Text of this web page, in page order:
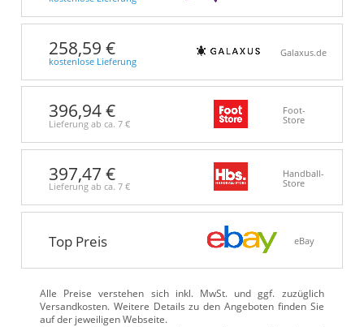
258,59 €
kostenlose Lieferung
Galaxus.de
396,94 €
Lieferung ab ca. 7 €
Foot-
Store
397,47 €
Lieferung ab ca. 7 €
Handball-
Store
Top Preis eBay
Alle Preise verstehen sich inkl. MwSt. und ggf. zuzüglich
Versandkosten. Weitere Details zu den Angeboten finden Sie
auf der jeweiligen Webseite.